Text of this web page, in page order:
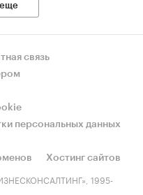
еще
связь
персональных данных
Хостинг сайтов
1995-